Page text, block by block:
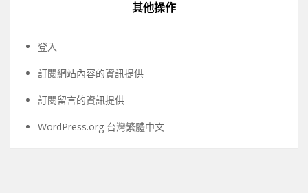
其他操作
登入
訂閱網站內容的資訊提供
訂閱留言的資訊提供
WordPress.org 台灣繁體中文